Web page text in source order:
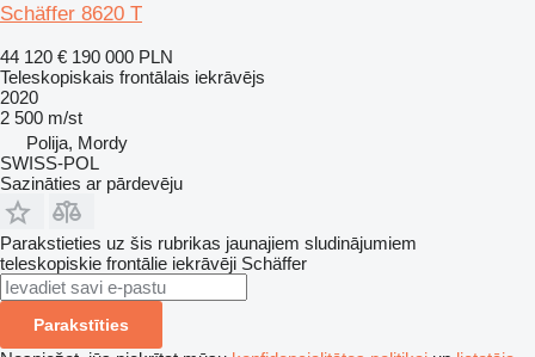
Schäffer 8620 T
44 120 € 190 000 PLN
Teleskopiskais frontālais iekrāvējs
2020
2 500 m/st
Polija, Mordy
SWISS-POL
Sazināties ar pārdevēju
Parakstieties uz šis rubrikas jaunajiem sludinājumiem
teleskopiskie frontālie iekrāvēji Schäffer
Parakstīties